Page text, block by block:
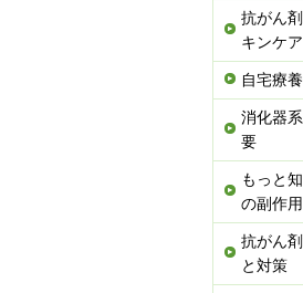
抗がん
キンケア
自宅療
消化器
要
もっと
の副作用
抗がん
と対策